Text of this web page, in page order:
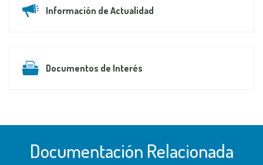
Información de Actualidad
Documentos de Interés
Documentación Relacionada